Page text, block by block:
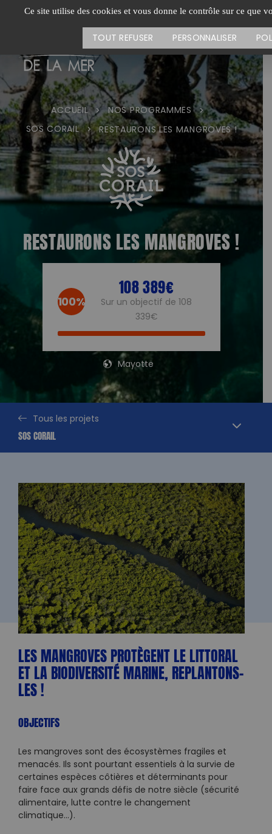
Ce site utilise des cookies et vous donne le contrôle sur ce que
TOUT REFUSER PERSONNALISER
Passer
CARTE DES ACTIONS
ACCUEIL > NOS PROGRAMMES
>
SOS CORAIL > RESTAURONS LES MANGROVES !
RESTAURONS LES MANGROVES !
100%
108 389€
Sur un objectif de 108
339€
Mayotte
Tous les projets
SOS CORAIL
LES MANGROVES PROTÈGENT LE LITTORAL
ET LA BIODIVERSITÉ MARINE, REPLANTONS-
LES !
OBJECTIFS
Les mangroves sont des écosystèmes fragiles et
menacés. Ils sont pourtant essentiels à la survie de
certaines espèces côtières et déterminants pour
faire face aux grands défis de notre siècle (sécurité
alimentaire, lutte contre le changement
climatique…).